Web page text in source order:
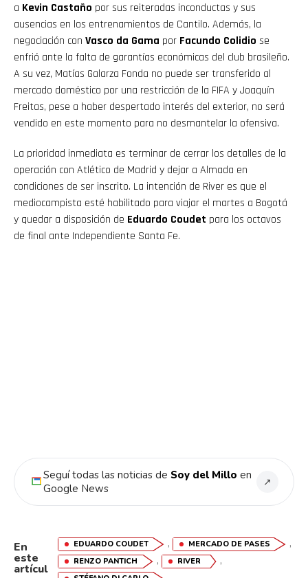
a Kevin Castaño por sus reiteradas inconductas y sus
ausencias en los entrenamientos de Cantilo. Además, la
negociación con Vasco da Gama por Facundo Colidio se
enfrió ante la falta de garantías económicas del club brasileño.
A su vez, Matías Galarza Fonda no puede ser transferido al
mercado doméstico por una restricción de la FIFA y Joaquín
Freitas, pese a haber despertado interés del exterior, no será
vendido en este momento para no desmantelar la ofensiva.
La prioridad inmediata es terminar de cerrar los detalles de la
operación con Atlético de Madrid y dejar a Almada en
condiciones de ser inscrito. La intención de River es que el
mediocampista esté habilitado para viajar el martes a Bogotá
y quedar a disposición de Eduardo Coudet para los octavos
de final ante Independiente Santa Fe.
Seguí todas las noticias de Soy del Millo en
Google News
↗
En
este
artícul
EDUARDO COUDET , MERCADO DE PASES ,
RENZO PANTICH , RIVER ,